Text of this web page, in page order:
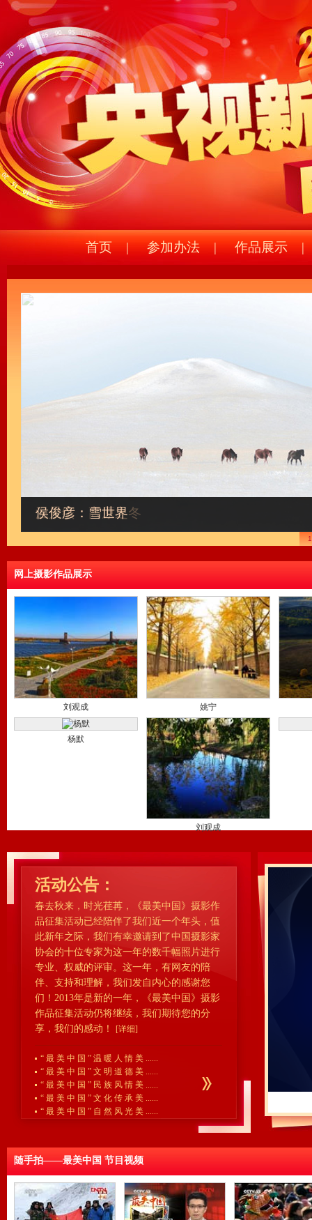
首页 | 参加办法 | 作品展示 |
肖社会：坝上秋韵
姚宁：秋日午后
孙亮：收获
侯俊彦：花海
付滔：贡嘎晨曦
温景缤：高原之冬
侯俊彦：雪世界
1
网上摄影作品展示
刘观成 姚宁
杨默
刘观成
活动公告：
春去秋来，时光荏苒，《最美中国》摄影作
品征集活动已经陪伴了我们近一个年头，值
此新年之际，我们有幸邀请到了中国摄影家
协会的十位专家为这一年的数千幅照片进行
专业、权威的评审。这一年，有网友的陪
伴、支持和理解，我们发自内心的感谢您
们！2013年是新的一年，《最美中国》摄影
作品征集活动仍将继续，我们期待您的分
享，我们的感动！
[详细]
“ 最 美 中 国 ” 温 暖 人 情 美 ......
“ 最 美 中 国 ” 文 明 道 德 美 ......
“ 最 美 中 国 ” 民 族 风 情 美 ......
“ 最 美 中 国 ” 文 化 传 承 美 ......
“ 最 美 中 国 ” 自 然 风 光 美 ......
随手拍——最美中国 节目视频